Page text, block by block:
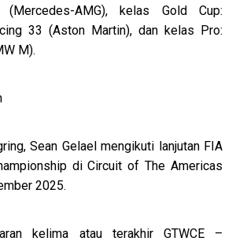
AMG), kelas Gold Cup:
33 (Aston Martin), dan kelas Pro:
M).
Sean Gelael mengikuti lanjutan FIA
di Circuit of The Americas
2025.
kelima atau terakhir GTWCE –